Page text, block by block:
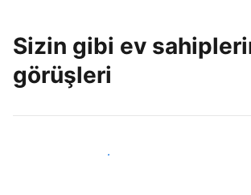
Sizin gibi ev
görüşleri
Tesis sahipleri arasına katıl